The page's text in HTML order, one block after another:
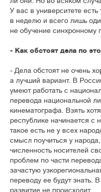
У вас в университете есть
в неделю и всего лишь
не обучение синхронному
- Как обстоят дела по
- Дела обстоят не очень
а лучший вариант. В
умеют работать с
перевода национальной
кинематографа. Взять
республике начинается с
такое есть не у всех
смысл поучиться у
численность носителей
проблем по части
зачастую
переводу ее будут знать.
развитие не происходит.